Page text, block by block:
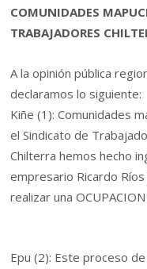
COMUNIDADES
TRABAJADORES
A la opinión pública
declaramos lo siguiente:
Kiñe (1): Comunidades
el Sindicato de
Chilterra hemos hecho
empresario Ricardo
realizar una
Epu (2): Este proceso